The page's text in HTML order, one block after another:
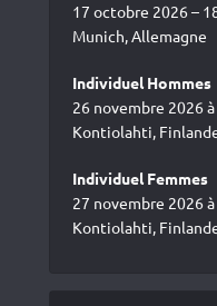
17 octobre 2026 –
Munich, Allemagne
Individuel Hommes
26 novembre 2026
Kontiolahti,
Individuel Femmes
27 novembre 2026
Kontiolahti,